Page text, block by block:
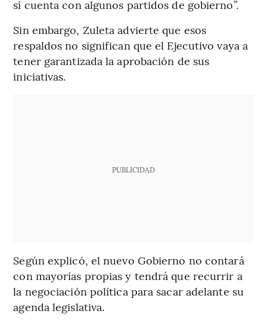
sí cuenta con algunos partidos de gobierno”.
Sin embargo, Zuleta advierte que esos
respaldos no significan que el Ejecutivo vaya a
tener garantizada la aprobación de sus
iniciativas.
PUBLICIDAD
Según explicó, el nuevo Gobierno no contará
con mayorías propias y tendrá que recurrir a
la negociación política para sacar adelante su
agenda legislativa.